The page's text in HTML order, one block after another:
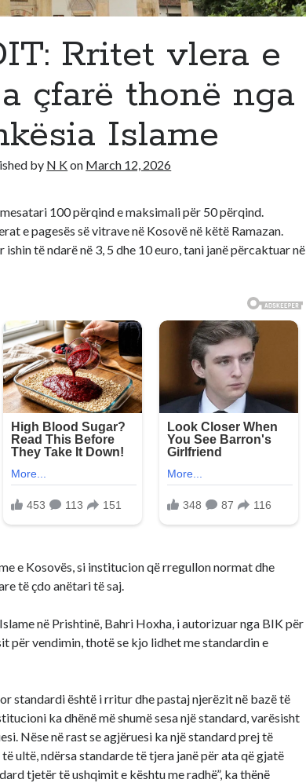
Rritet vlera e
ja çfarë thonë nga
Islame
by N Kon March 12, 2026
100 përqind e maksimali për 50 përqind.
e pagesës së vitrave në Kosovë në këtë Ramazan.
ishin të ndarë në 3, 5 dhe 10 euro, tani janë përcaktuar në
e Kosovës, si institucion që rregullon normat dhe
të çdo anëtari të saj.
në Prishtinë, Bahri Hoxha, i autorizuar nga BIK për
për vendimin, thotë se kjo lidhet me standardin e
standardi është i rritur dhe pastaj njerëzit në bazë të
ka dhënë më shumë sesa një standard, varësisht
Nëse në rast se agjëruesi ka një standard prej të
ultë, ndërsa standarde të tjera janë për ata që gjatë
tjetër të ushqimit e kështu me radhë”, ka thënë